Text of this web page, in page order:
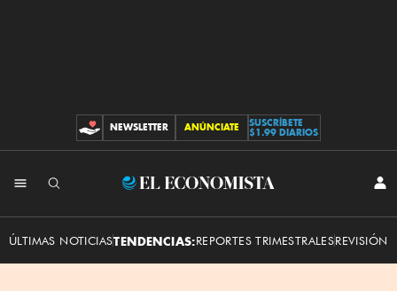
CONTRIBUCIONES
NEWSLETTER ANÚNCIATE
SUSCRÍBETE
$1.99 DIARIOS
El
ÚLTIMAS NOTICIASTENDENCIAS:REPORTES TRIMESTRALESREVISIÓN